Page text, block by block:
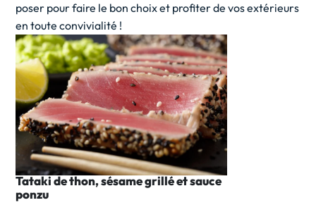
poser pour faire le bon choix et profiter de vos extérieurs
en toute convivialité !
Tataki de thon, sésame grillé et sauce
ponzu